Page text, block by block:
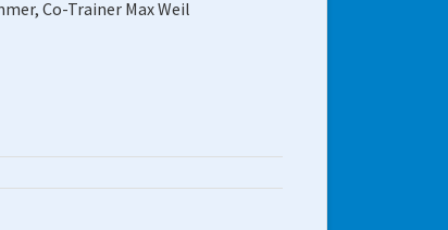
Co-Trainer Max Weil